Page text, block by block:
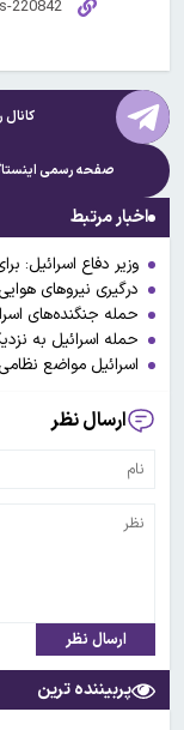
صفحه رسمی
اخبار مرتبط
وزیر دفاع اسرائیل:
درگیری نیروهای
حمله جنگنده‌های
حمله اسرائیل به
اسرائیل مواضع
ارسال نظر
ارسال نظر
پربیننده ترین